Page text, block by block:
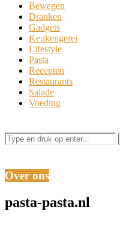
Bewegen
Dranken
Gadgets
Keukengerei
Lifestyle
Pasta
Recepten
Restaurants
Salade
Voeding
Over ons
pasta-pasta.nl